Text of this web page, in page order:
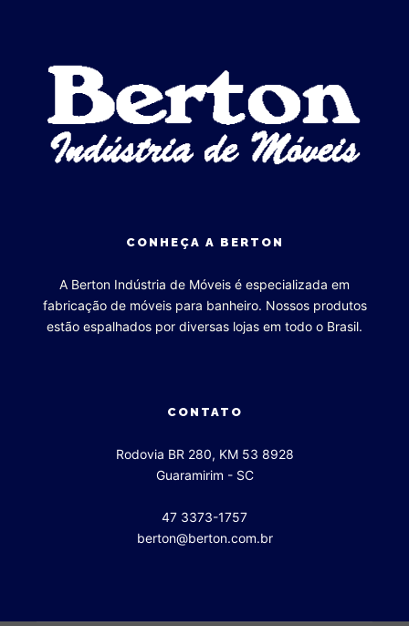
CONHEÇA A BERTON
A Berton Indústria de Móveis é especializada em
fabricação de móveis para banheiro. Nossos produtos
estão espalhados por diversas lojas em todo o Brasil.
CONTATO
Rodovia BR 280, KM 53 8928
Guaramirim - SC
47 3373-1757
berton@berton.com.br